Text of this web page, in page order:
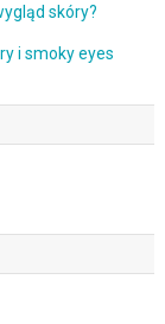
skóry?
i smoky eyes